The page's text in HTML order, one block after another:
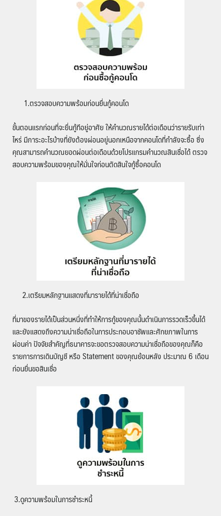
1.ตรวจสอบความพร้อมก่อนยื่นกู้คอนโด
ขั้นตอนแรกก่อนที่จะยื่นกู้ทีอยู่อาศัย ให้คำนวณรายได้ต่อเดือนว่ารายรับเท่า
ไหร่ มีภาระอะไรบ้างที่ยังต้องผ่อนอยู่นอกเหนือจากคอนโดที่กำลังจะซื้อ ซึ่ง
คุณสามารถคำนวณยอดผ่อนต่อเดือนด้วยโปรแกรมคำนวณสินเชื่อได้ ตรวจ
สอบความพร้อมของคุณให้มั่นใจก่อนตัดสินใจกู้ซื้อคอนโด
2.เตรียมหลักฐานแสดงที่มารายได้ที่น่าเชื่อถือ
ที่มาของรายได้เป็นส่วนหนึ่งที่ทำให้การกู้ของคุณนั้นดำเนินการรวดเร็วขึ้นได้
และยังแสดงถึงความน่าเชื่อถือในการประกอบอาชัพและศักยภาพในการ
ผ่อนค่า ปัจจัยสำคัญที่ธนาคารจะขอตรวจสอบความน่าเชื่อถือของคุณก็คือ
รายการการเดินบัญชี หรือ Statement ของคุณย้อนหลัง ประมาณ 6 เดือน
ก่อนยื่นขอสินเชื่อ
3.ดูความพร้อมในการชำระหนี้